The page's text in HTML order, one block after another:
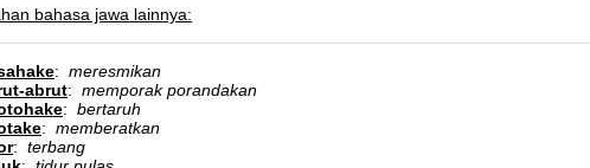
bahasa jawa lainnya:
: meresmikan
abrut: memporak porandakan
: bertaruh
: memberatkan
: terbang